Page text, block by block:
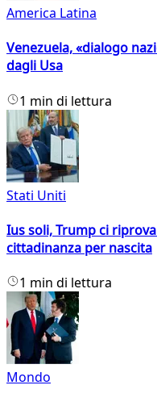
America Latina
Venezuela, «dialogo
dagli Usa
1 min di lettura
Stati Uniti
Ius soli, Trump ci
cittadinanza per nascita
1 min di lettura
Mondo